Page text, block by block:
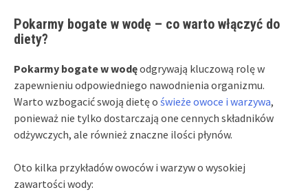
Pokarmy bogate w wodę – co warto włączyć do
diety?
Pokarmy bogate w wodęodgrywają kluczową rolę w
zapewnieniu odpowiedniego nawodnienia organizmu.
Warto wzbogacić swoją dietę o świeże owoce i warzywa,
ponieważ nie tylko dostarczają one cennych składników
odżywczych, ale również znaczne ilości płynów.
Oto kilka przykładów owoców i warzyw o wysokiej
zawartości wody: